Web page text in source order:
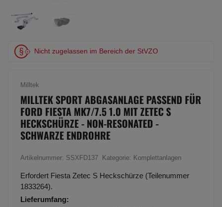
Nicht zugelassen im Bereich der StVZO
Milltek
MILLTEK SPORT ABGASANLAGE PASSEND FÜR
FORD FIESTA MK7/7.5 1.0 MIT ZETEC S
HECKSCHÜRZE - NON-RESONATED -
SCHWARZE ENDROHRE
Artikelnummer: SSXFD137 Kategorie: Komplettanlagen
Erfordert Fiesta Zetec S Heckschürze (Teilenummer
1833264).
Lieferumfang: